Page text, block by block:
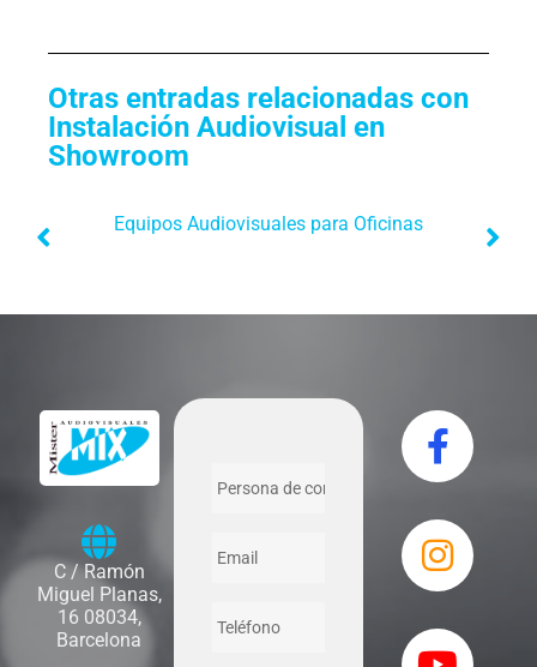
Otras entradas relacionadas con
Instalación Audiovisual en
Showroom
Equipos Audiovisuales para Oficinas
C / Ramón
Miguel Planas,
16 08034,
Barcelona